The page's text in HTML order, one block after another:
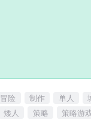
冒险 制作 单人
矮人 策略 策略游